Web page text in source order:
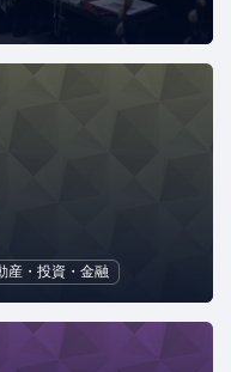
産・投資・金融